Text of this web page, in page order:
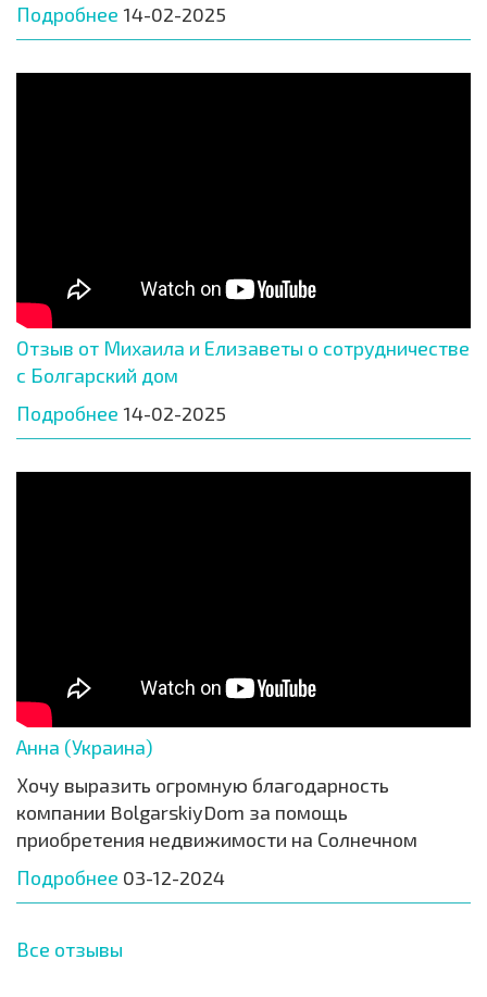
Подробнее 14-02-2025
Отзыв от Михаила и Елизаветы о сотрудничестве
с Болгарский дом
Подробнее 14-02-2025
Анна (Украина)
Хочу выразить огромную благодарность
компании BolgarskiyDom за помощь
приобретения недвижимости на Солнечном
Подробнее 03-12-2024
Все отзывы